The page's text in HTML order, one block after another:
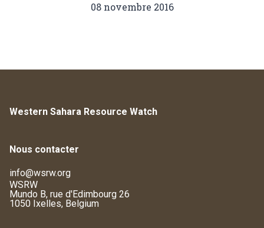
08 novembre 2016
Western Sahara Resource Watch
Nous contacter
info@wsrw.org
WSRW
Mundo B, rue d'Edimbourg 26
1050 Ixelles, Belgium